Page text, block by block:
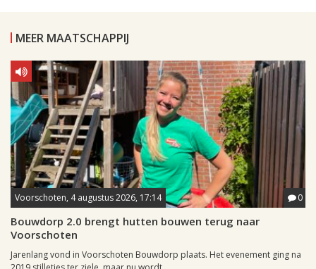
MEER MAATSCHAPPIJ
Voorschoten, 4 augustus 2026, 17:14 0
Bouwdorp 2.0 brengt hutten bouwen terug naar
Voorschoten
Jarenlang vond in Voorschoten Bouwdorp plaats. Het evenement ging na